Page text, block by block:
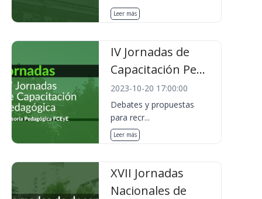
Leer más
IV Jornadas de
Capacitación Pe...
2023-10-20 17:00:00
Debates y propuestas
para recr...
Leer más
XVII Jornadas
Nacionales de